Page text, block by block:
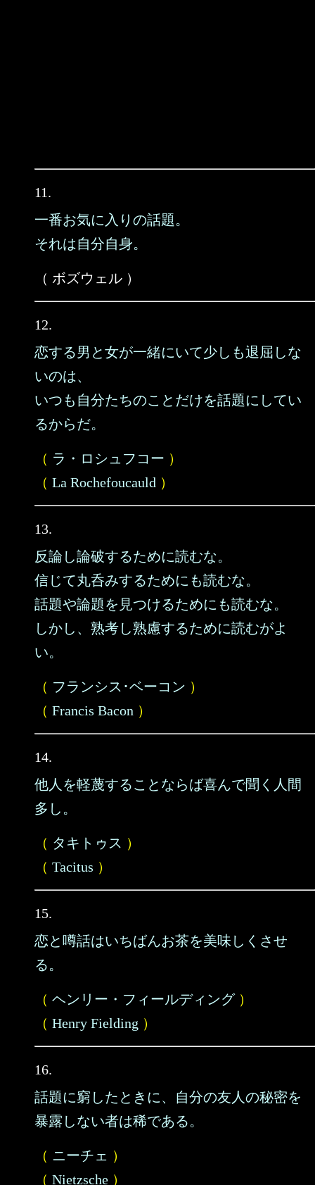
11.
一番お気に入りの話題。
それは自分自身。
（ ボズウェル ）
12.
恋する男と女が一緒にいて少しも退屈しな
いのは、
いつも自分たちのことだけを話題にしてい
るからだ。
（ ラ・ロシュフコー ）
（ La Rochefoucauld ）
13.
反論し論破するために読むな。
信じて丸呑みするためにも読むな。
話題や論題を見つけるためにも読むな。
しかし、熟考し熟慮するために読むがよ
い。
（ フランシス･ベーコン ）
（ Francis Bacon ）
14.
他人を軽蔑することならば喜んで聞く人間
多し。
（ タキトゥス ）
（ Tacitus ）
15.
恋と噂話はいちばんお茶を美味しくさせ
る。
（ ヘンリー・フィールディング）
（ Henry Fielding ）
16.
話題に窮したときに、自分の友人の秘密を
暴露しない者は稀である。
（ ニーチェ ）
（ Nietzsche ）